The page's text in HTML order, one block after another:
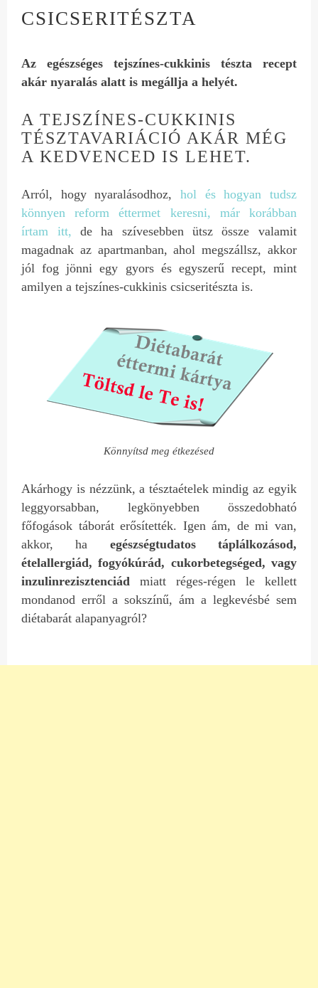
CSICSERITÉSZTA
Az egészséges tejszínes-cukkinis tészta recept
akár nyaralás alatt is megállja a helyét.
A TEJSZÍNES-CUKKINIS
TÉSZTAVARIÁCIÓ AKÁR MÉG
A KEDVENCED IS LEHET.
Arról, hogy nyaralásodhoz, hol és hogyan tudsz
könnyen reform éttermet keresni, már korábban
írtam itt, de ha szívesebben ütsz össze valamit
magadnak az apartmanban, ahol megszállsz, akkor
jól fog jönni egy gyors és egyszerű recept, mint
amilyen a tejszínes-cukkinis csicseritészta is.
Könnyítsd meg étkezésed
Akárhogy is nézzünk, a tésztaételek mindig az egyik
leggyorsabban, legkönyebben összedobható
főfogások táborát erősítették. Igen ám, de mi van,
akkor, ha egészségtudatos táplálkozásod,
ételallergiád, fogyókúrád, cukorbetegséged, vagy
inzulinrezisztenciád miatt réges-régen le kellett
mondanod erről a sokszínű, ám a legkevésbé sem
diétabarát alapanyagról?